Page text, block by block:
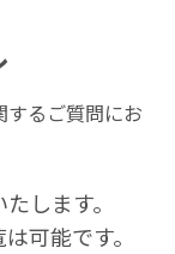
るご質問にお
します。
可能です。